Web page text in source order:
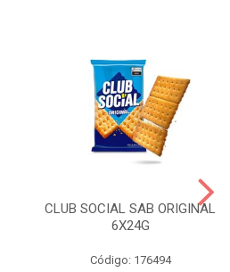
CLUB SOCIAL SAB ORIGINAL
6X24G
Código: 176494